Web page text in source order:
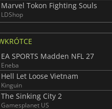
Marvel Tokon Fighting Souls
LDShop
EA SPORTS Madden NFL 27
Eneba
Hell Let Loose Vietnam
Kinguin
The Sinking City 2
Gamesplanet US